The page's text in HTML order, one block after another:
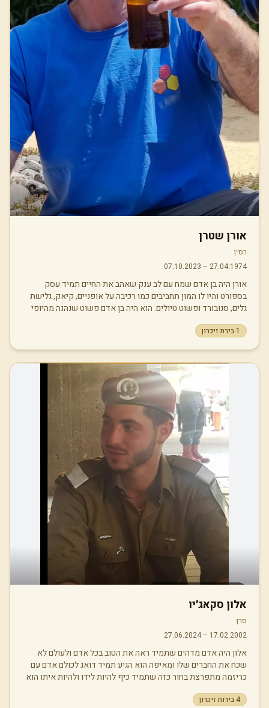
אורן שטרן
רס״ן
27.04.1974
–
07.10.2023
אורן היה בן אדם שמח עם לב ענק שאהב את החיים תמיד עסק
בספורט והיו לו המון תחביבים כמו רכיבה על אופניים, קיאק, גלישת
גלים, סנובורד ופשוט טיולים. הוא היה בן אדם פשוט שנהנה מהיופי
1בירת זיכרון
אלון סקאג׳יו
סרן
17.02.2002
–
27.06.2024
אלון היה אדם מדהים שתמיד ראה את הטוב בכל אדם ולעולם לא
שכח את החברים שלו ומאיפה הוא הגיע תמיד דואג לכולם אדם עם
כריזמה מתפרצת בחור כזה שתמיד כיף להיות לידו ולהיות איתו הוא
עם חברים
4בירות זיכרון